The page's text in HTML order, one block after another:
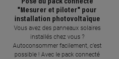
"Mesurer et piloter" pour
installation photovoltaïque
Vous avez des panneaux solaires
installés chez vous ?
Autoconsommer facilement, c’est
possible ! Avec le pack connecté